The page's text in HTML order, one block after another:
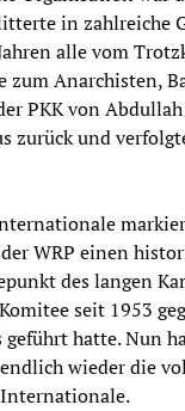
in zahlreiche
alle vom
zum Anarchisten,
PKK von
zurück und
WRP einen
des langen
seit 1953
hatte. Nun
wieder die